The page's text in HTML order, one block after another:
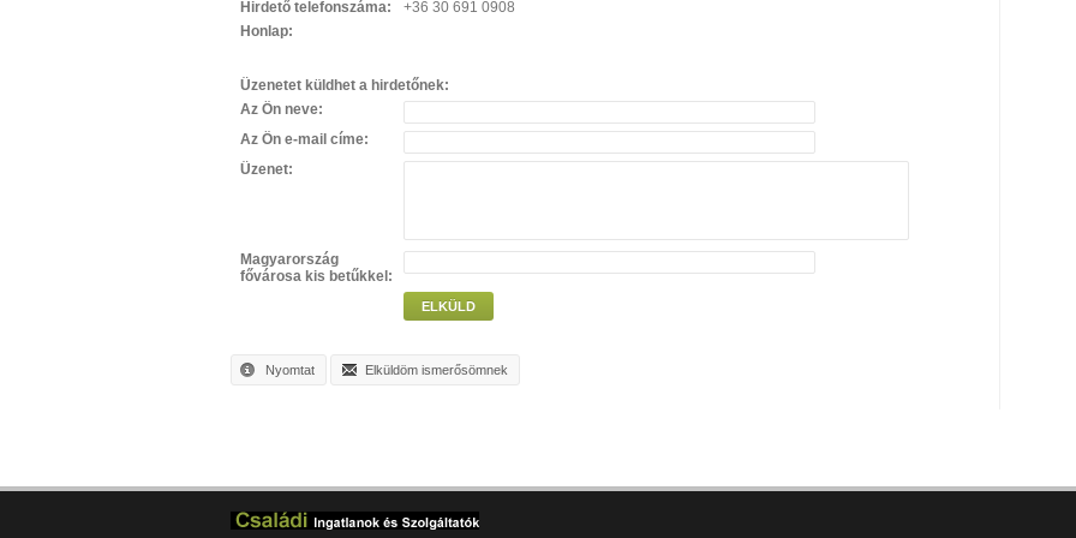
Hirdető telefonszáma:
+36 30 691 0908
Honlap:
Üzenetet küldhet a hirdetőnek:
Az Ön neve:
Az Ön e-mail címe:
Üzenet:
Magyarország
fővárosa kis betűkkel:
ELKÜLD
Nyomtat Elküldöm ismerősömnek